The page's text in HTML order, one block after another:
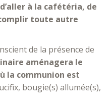
à la cafétéria, de
toute autre
de la présence de
aménagera le
la communion est
bougie(s) allumée(s),